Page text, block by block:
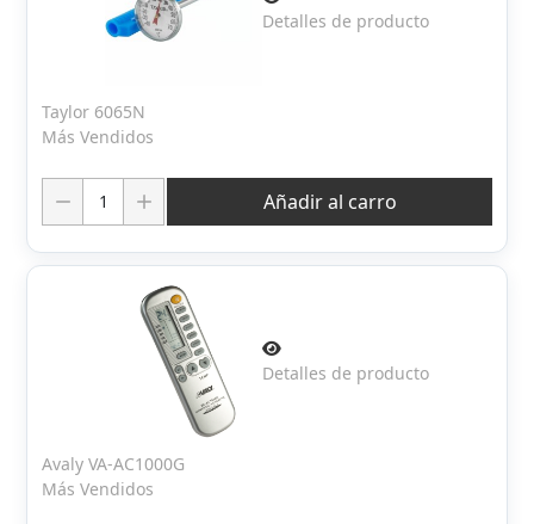
Detalles de producto
Taylor 6065N
Más Vendidos
Añadir al carro
Detalles de producto
Avaly VA-AC1000G
Más Vendidos